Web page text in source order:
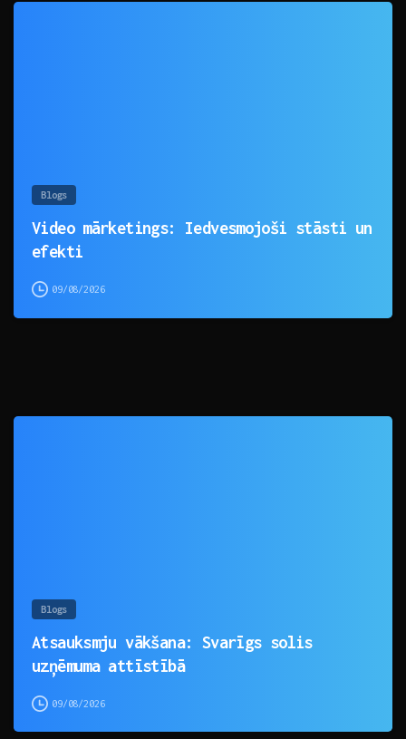
Blogs
Video mārketings: Iedvesmojoši stāsti un
efekti
09/08/2026
Blogs
Atsauksmju vākšana: Svarīgs solis
uzņēmuma attīstībā
09/08/2026